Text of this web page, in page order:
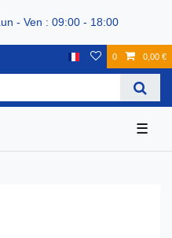
- Ven : 09:00 - 18:00
0 0,00 €
☰